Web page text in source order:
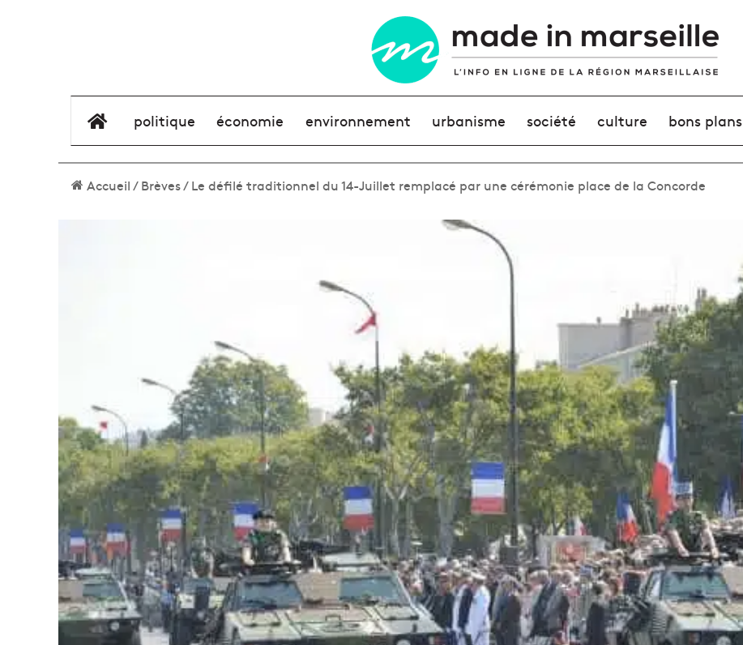
élément de menu
politique économie environnement urbanisme société culture bons plans
Accueil/Brèves/Le défilé traditionnel du 14-Juillet remplacé par une cérémonie place de la Concorde